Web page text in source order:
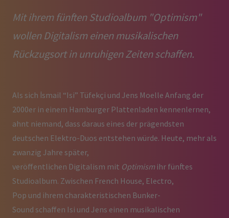
Mit ihrem fünften Studioalbum "Optimism"
wollen Digitalism einen musikalischen
Rückzugsort in unruhigen Zeiten schaffen.
Als sich İsmail “Isi” Tüfekçi und Jens Moelle Anfang der
2000er in einem Hamburger Plattenladen kennenlernen,
ahnt niemand, dass daraus eines der prägendsten
deutschen Elektro-Duos entstehen würde. Heute, mehr als
zwanzig Jahre später,
veröffentlichen Digitalism mit Optimismihr fünftes
Studioalbum. Zwischen French House, Electro,
Pop und ihrem charakteristischen Bunker-
Sound schaffen Isi und Jens einen musikalischen